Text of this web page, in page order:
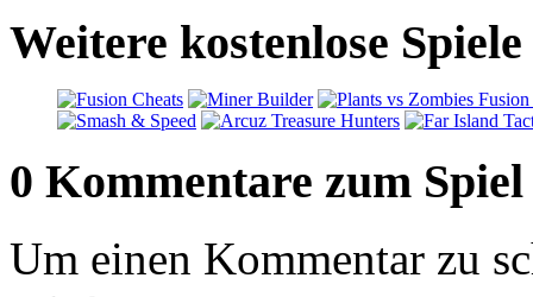
Weitere kostenlose
0 Kommentare zum Spiel
Um einen Kommentar zu